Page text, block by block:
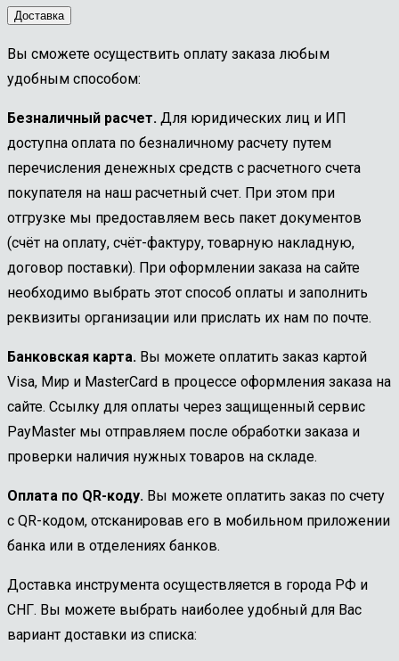
Доставка
Вы сможете осуществить оплату заказа любым
удобным способом:
Безналичный расчет. Для юридических лиц и ИП
доступна оплата по безналичному расчету путем
перечисления денежных средств с расчетного счета
покупателя на наш расчетный счет. При этом при
отгрузке мы предоставляем весь пакет документов
(счёт на оплату, счёт-фактуру, товарную накладную,
договор поставки). При оформлении заказа на сайте
необходимо выбрать этот способ оплаты и заполнить
реквизиты организации или прислать их нам по почте.
Банковская карта. Вы можете оплатить заказ картой
Visa, Мир и MasterCard в процессе оформления заказа на
сайте. Ссылку для оплаты через защищенный сервис
PayMaster мы отправляем после обработки заказа и
проверки наличия нужных товаров на складе.
Оплата по QR-коду. Вы можете оплатить заказ по счету
с QR-кодом, отсканировав его в мобильном приложении
банка или в отделениях банков.
Доставка инструмента осуществляется в города РФ и
СНГ. Вы можете выбрать наиболее удобный для Вас
вариант доставки из списка: